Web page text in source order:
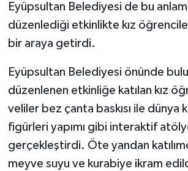
Eyüpsultan Belediyesi de bu
düzenlediği etkinlikte kız
bir araya getirdi.
Eyüpsultan Belediyesi önünde
düzenlenen etkinliğe katılan kız
veliler bez çanta baskısı ile dünya
figürleri yapımı gibi interaktif
gerçekleştirdi. Öte yandan
meyve suyu ve kurabiye ikram